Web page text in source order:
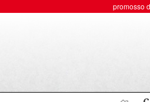
promosso